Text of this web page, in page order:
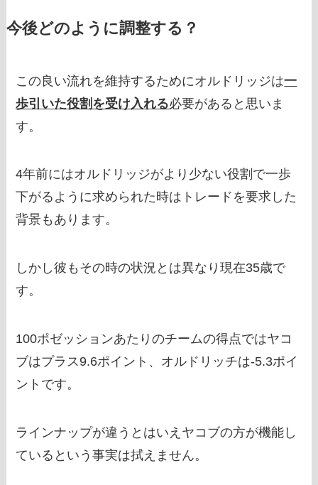
今後どのように調整する？
この良い流れを維持するためにオルドリッジは一
歩引いた役割を受け入れる必要があると思いま
す。
4年前にはオルドリッジがより少ない役割で一歩
下がるように求められた時はトレードを要求した
背景もあります。
しかし彼もその時の状況とは異なり現在35歳で
す。
100ポゼッションあたりのチームの得点ではヤコ
ブはプラス9.6ポイント、オルドリッチは-5.3ポイ
ントです。
ラインナップが違うとはいえヤコブの方が機能し
ているという事実は拭えません。